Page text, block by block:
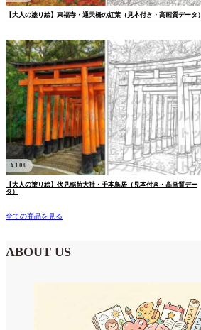
【大人の塗り絵】東福寺・通天橋の紅葉（見本付き・高画質データ）
¥ 100
【大人の塗り絵】伏見稲荷大社・千本鳥居（見本付き・高画質デー
タ）
全ての商品を見る
ABOUT US